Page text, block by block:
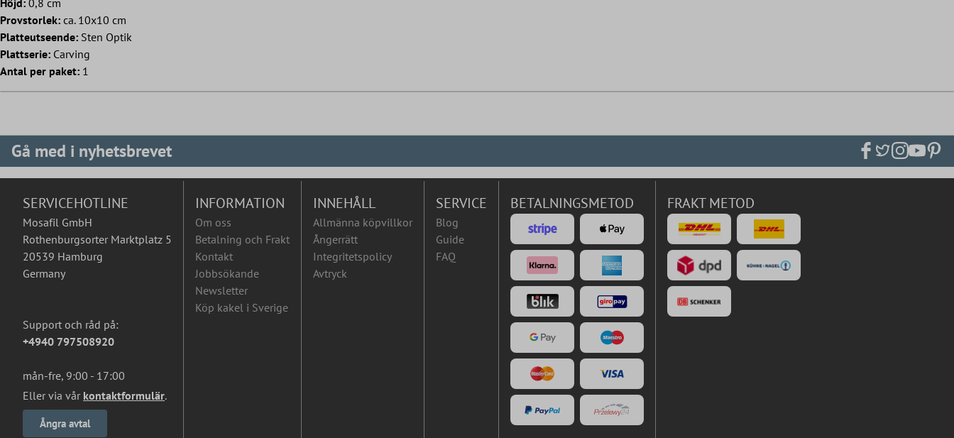
Höjd: 0,8 cm
Provstorlek: ca. 10x10 cm
Platteutseende: Sten Optik
Plattserie: Carving
Antal per paket: 1
Gå med i nyhetsbrevet
SERVICEHOTLINE
Mosafil GmbH
Rothenburgsorter Marktplatz 5
20539 Hamburg
Germany
Support och råd på:
+4940 797508920
mån-fre, 9:00 - 17:00
Eller via vår kontaktformulär.
Ångra avtal
INFORMATION
Om oss
Betalning och Frakt
Kontakt
Jobbsökande
Newsletter
Köp kakel i Sverige
INNEHÅLL
Allmänna köpvillkor
Ångerrätt
Integritetspolicy
Avtryck
SERVICE
Blog
Guide
FAQ
BETALNINGSMETOD FRAKT METOD